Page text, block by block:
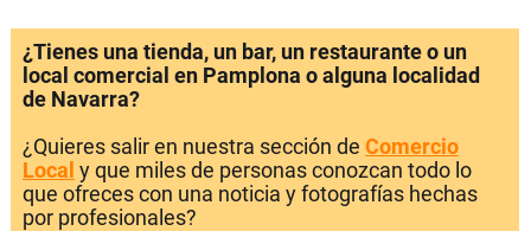
¿Tienes una tienda, un bar, un restaurante o un
local comercial en Pamplona o alguna localidad
de Navarra?
¿Quieres salir en nuestra sección de Comercio
Local y que miles de personas conozcan todo lo
que ofreces con una noticia y fotografías hechas
por profesionales?